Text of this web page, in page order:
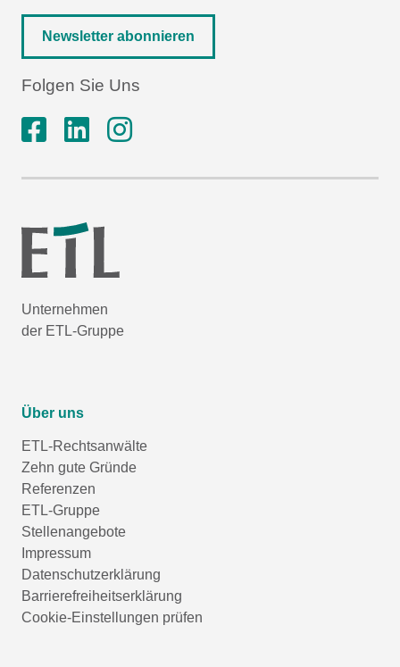
Newsletter abonnieren
Folgen Sie Uns
Unternehmen
der ETL-Gruppe
Über uns
ETL-Rechtsanwälte
Zehn gute Gründe
Referenzen
ETL-Gruppe
Stellenangebote
Impressum
Datenschutzerklärung
Barrierefreiheitserklärung
Cookie-Einstellungen prüfen